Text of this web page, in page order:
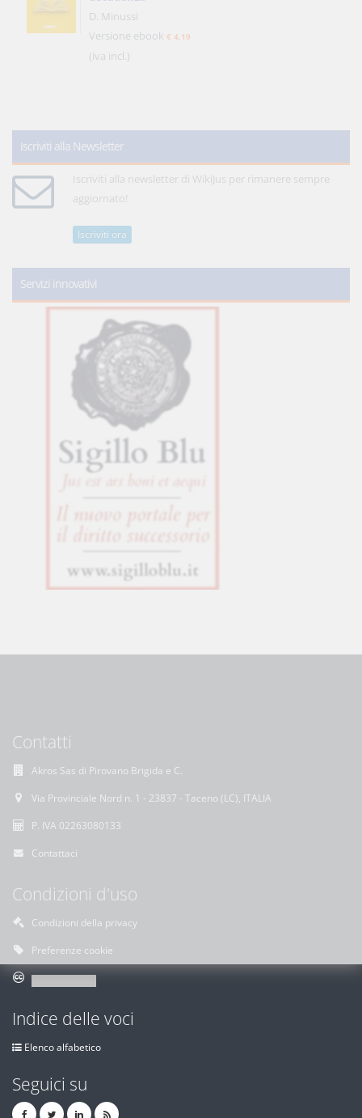
D. Minussi
Versione ebook € 4,19
(iva incl.)
Iscriviti alla Newsletter
Iscriviti alla newsletter di WikiJus per rimanere sempre
aggiornato!
Iscriviti ora
Servizi innovativi
Contatti
Akros Sas di Pirovano Brigida e C.
Via Provinciale Nord n. 1 - 23837 - Taceno (LC), ITALIA
P. IVA 02263080133
Contattaci
Condizioni d'uso
Condizioni della privacy
Preferenze cookie
Indice delle voci
Elenco alfabetico
Seguici su